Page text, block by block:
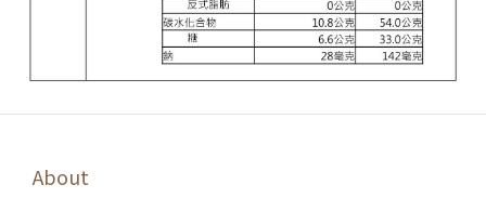
About